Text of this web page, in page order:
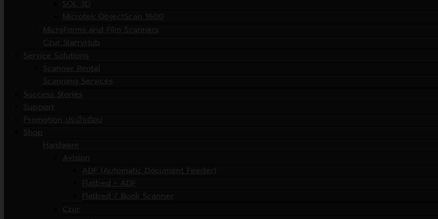
SOL 3D
Microtek ObjectScan 1600
MicroForms and Film Scanners
Czur StarryHub
Service Solutions
Scanner Rental
Scanning Services
Success Stories
Support
Promotion ประจำเดือน
Shop
Hardware
Avision
ADF (Automatic Document Feeder)
Flatbed + ADF
Flatbed / Book Scanner
Czur